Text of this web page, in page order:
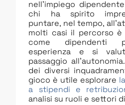
nell’impiego
chi ha spirito
puntare, nel tempo,
molti casi il percorso è
come dipendenti
esperienza e si
passaggio
dei diversi
gioco è utile esplorare
a stipendi e
analisi su ruoli e settori